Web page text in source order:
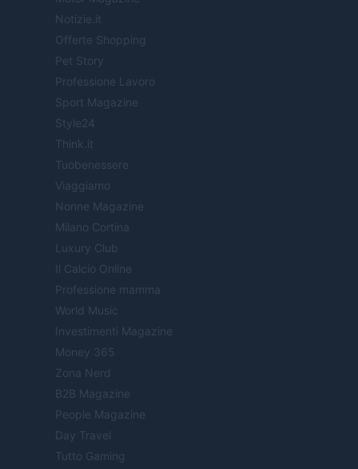
Notizie.it
Offerte Shopping
Pet Story
Professione Lavoro
Sport Magazine
Style24
Think.it
Tuobenessere
Viaggiamo
Nonne Magazine
Milano Cortina
Luxury Club
Il Calcio Online
Professione mamma
World Music
Investimenti Magazine
Money 365
Zona Nerd
B2B Magazine
People Magazine
Day Travel
Tutto Gaming